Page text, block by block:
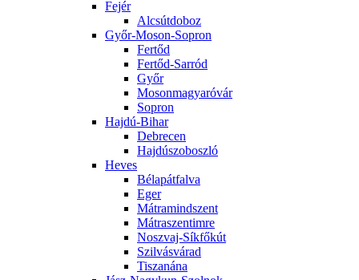
Fejér
Alcsútdoboz
Győr-Moson-Sopron
Fertőd
Fertőd-Sarród
Győr
Mosonmagyaróvár
Sopron
Hajdú-Bihar
Debrecen
Hajdúszoboszló
Heves
Bélapátfalva
Eger
Mátramindszent
Mátraszentimre
Noszvaj-Síkfőkút
Szilvásvárad
Tiszanána